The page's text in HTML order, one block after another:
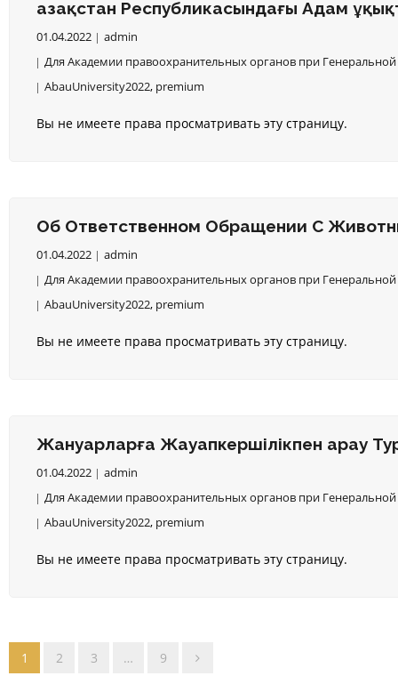
Қазақстан Республикасындағы Адам
01.04.2022
admin
Для Академии правоохранительных органов при Генеральной
AbauUniversity2022, premium
Вы не имеете права просматривать эту страницу.
Об Ответственном Обращении С
01.04.2022
admin
Для Академии правоохранительных органов при Генеральной
AbauUniversity2022, premium
Вы не имеете права просматривать эту страницу.
Жануарларға Жауапкершілікпен Қарау
01.04.2022
admin
Для Академии правоохранительных органов при Генеральной
AbauUniversity2022, premium
Вы не имеете права просматривать эту страницу.
1 2 3 … 9